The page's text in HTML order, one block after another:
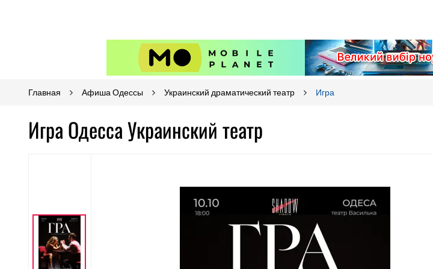
Главная Афиша Одессы Украинский драматический театр Игра
Игра Одесса Украинский театр